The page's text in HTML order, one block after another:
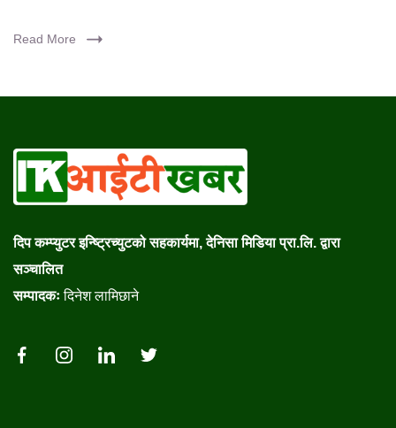
Read More
दिप कम्प्युटर इन्ष्ट्रिच्युटको सहकार्यमा, देनिसा मिडिया प्रा.लि. द्वारा
सञ्चालित
सम्पादकःदिनेश लामिछाने